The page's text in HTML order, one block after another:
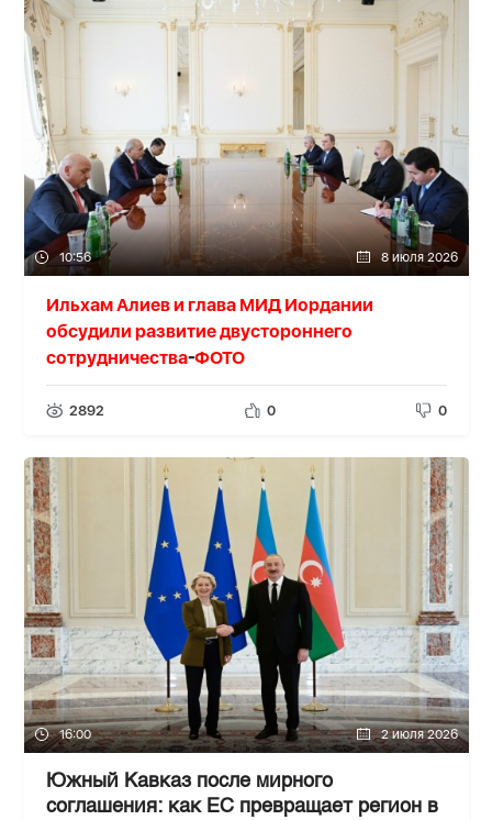
10:56 8 июля 2026
Ильхам Алиев и глава МИД Иордании
обсудили развитие двустороннего
сотрудничества-ФОТО
2892 0 0
16:00 2 июля 2026
Южный Кавказ после мирного
соглашения: как ЕС превращает регион в